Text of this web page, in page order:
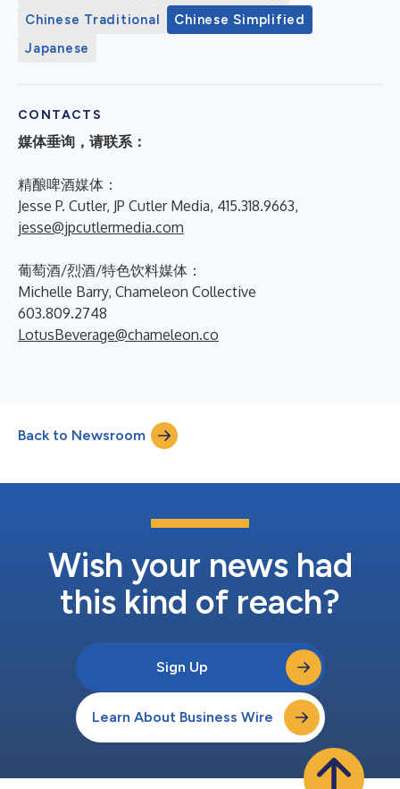
Chinese Traditional
Chinese Simplified
Japanese
CONTACTS
媒体垂询，请联系：
精酿啤酒媒体：
Jesse P. Cutler, JP Cutler Media, 415.318.9663,
jesse@jpcutlermedia.com
葡萄酒/烈酒/特色饮料媒体：
Michelle Barry, Chameleon Collective
603.809.2748
LotusBeverage@chameleon.co
Back to Newsroom
Wish your news had
this kind of reach?
Sign Up
Learn About Business Wire